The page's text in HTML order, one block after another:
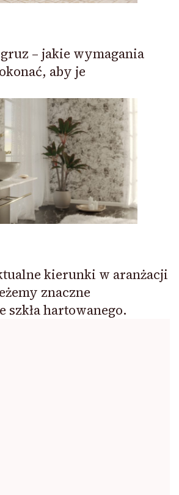
– jakie wymagania
aby je
kierunki w aranżacji
znaczne
hartowanego.